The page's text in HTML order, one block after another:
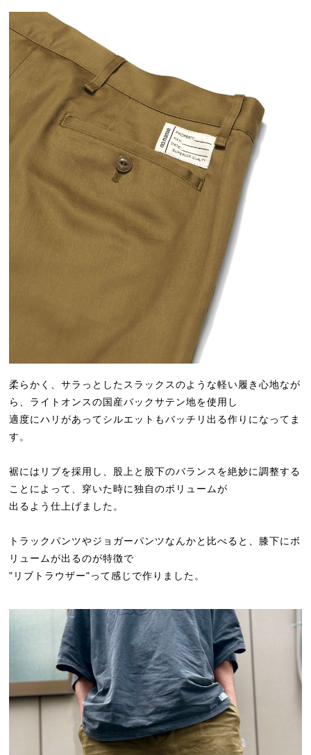
柔らかく、サラっとしたスラックスのような軽い履き心地なが
ら、ライトオンスの国産バックサテン地を使用し
適度にハリがあってシルエットもバッチリ出る作りになってま
す。
裾にはリブを採用し、股上と股下のバランスを絶妙に調整する
ことによって、穿いた時に独自のボリュームが
出るよう仕上げました。
トラックパンツやジョガーパンツなんかと比べると、膝下にボ
リュームが出るのが特徴で
"リブトラウザー"って感じで作りました。